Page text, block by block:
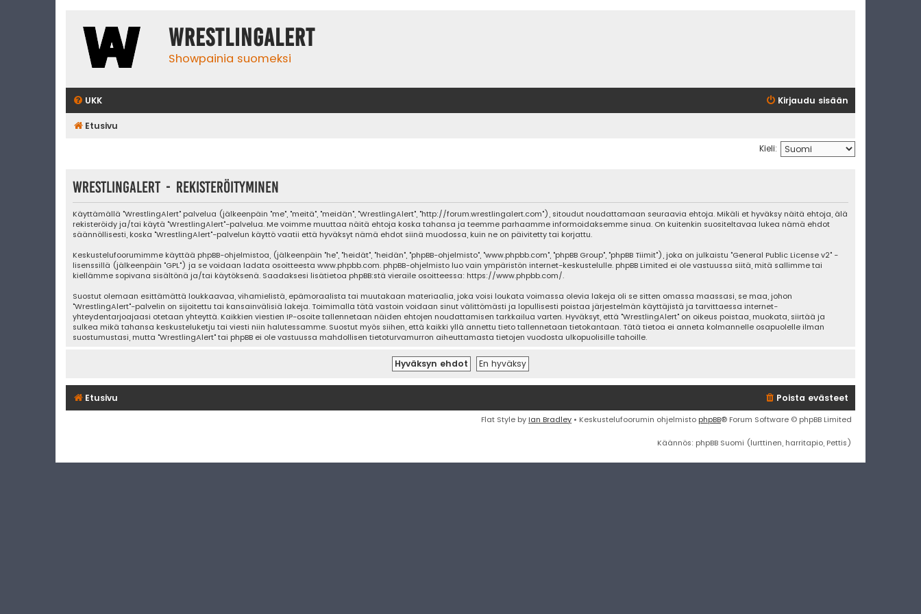
WrestlingAlert
Showpainia suomeksi
UKK Kirjaudu sisään
Etusivu
Kieli:
WrestlingAlert - Rekisteröityminen
Käyttämällä "WrestlingAlert" palvelua (jälkeenpäin "me", "meitä", "meidän", "WrestlingAlert", "http://forum.wrestlingalert.com"), sitoudut noudattamaan seuraavia ehtoja. Mikäli et hyväksy näitä ehtoja, älä
rekisteröidy ja/tai käytä "WrestlingAlert"-palvelua. Me voimme muuttaa näitä ehtoja koska tahansa ja teemme parhaamme informoidaksemme sinua. On kuitenkin suositeltavaa lukea nämä ehdot
säännöllisesti, koska "WrestlingAlert"-palvelun käyttö vaatii että hyväksyt nämä ehdot siinä muodossa, kuin ne on päivitetty tai korjattu.
Keskustelufoorumimme käyttää phpBB-ohjelmistoa, (jälkeenpäin "he", "heidät", "heidän", "phpBB-ohjelmisto", "www.phpbb.com", "phpBB Group", "phpBB Tiimit"), joka on julkaistu "General Public License v2" -
lisenssillä (jälkeenpäin "GPL") ja se voidaan ladata osoitteesta www.phpbb.com. phpBB-ohjelmisto luo vain ympäristön internet-keskustelulle. phpBB Limited ei ole vastuussa siitä, mitä sallimme tai
kiellämme sopivana sisältönä ja/tai käytöksenä. Saadaksesi lisätietoa phpBB:stä vieraile osoitteessa: https://www.phpbb.com/.
Suostut olemaan esittämättä loukkaavaa, vihamielistä, epämoraalista tai muutakaan materiaalia, joka voisi loukata voimassa olevia lakeja oli se sitten omassa maassasi, se maa, johon
"WrestlingAlert"-palvelin on sijoitettu tai kansainvälisiä lakeja. Toimimalla tätä vastoin voidaan sinut välittömästi ja lopullisesti poistaa järjestelmän käyttäjistä ja tarvittaessa internet-
yhteydentarjoajaasi otetaan yhteyttä. Kaikkien viestien IP-osoite tallennetaan näiden ehtojen noudattamisen tarkkailua varten. Hyväksyt, että "WrestlingAlert" on oikeus poistaa, muokata, siirtää ja
sulkea mikä tahansa keskusteluketju tai viesti niin halutessamme. Suostut myös siihen, että kaikki yllä annettu tieto tallennetaan tietokantaan. Tätä tietoa ei anneta kolmannelle osapuolelle ilman
suostumustasi, mutta "WrestlingAlert" tai phpBB ei ole vastuussa mahdollisen tietoturvamurron aiheuttamasta tietojen vuodosta ulkopuolisille tahoille.
Etusivu Poista evästeet
Flat Style by Ian Bradley • Keskustelufoorumin ohjelmisto phpBB® Forum Software © phpBB Limited
Käännös: phpBB Suomi (lurttinen, harritapio, Pettis)